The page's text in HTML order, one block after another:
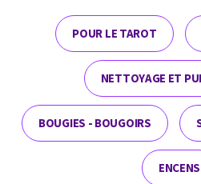
POUR LE TAROT
NETTOYAGE ET
BOUGIES - BOUGOIRS
ENCENS